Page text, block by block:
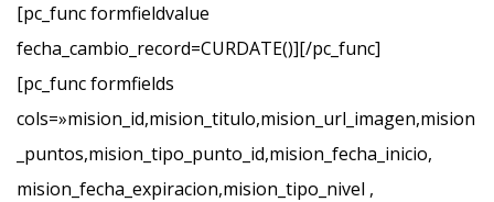
[pc_func formfieldvalue
fecha_cambio_record=CURDATE()][/pc_func]
[pc_func formfields
cols=»mision_id,mision_titulo,mision_url_imagen,mision
_puntos,mision_tipo_punto_id,mision_fecha_inicio,
mision_fecha_expiracion,mision_tipo_nivel ,